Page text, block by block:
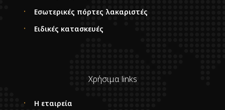
Εσωτερικές πόρτες λακαριστές
Ειδικές κατασκευές
Χρήσιμα links
Η εταιρεία